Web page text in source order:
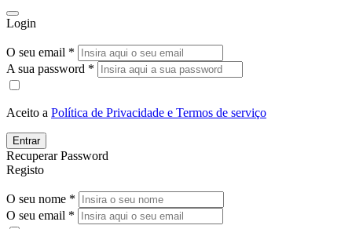
Login
O seu email *
A sua password *
Aceito a Política de Privacidade e Termos de serviço
Entrar
Recuperar Password
Registo
O seu nome *
O seu email *